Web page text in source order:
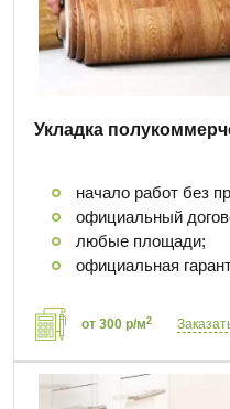
Укладка
начало работ без
официальный
любые площади;
официальная
от 300 р/м2